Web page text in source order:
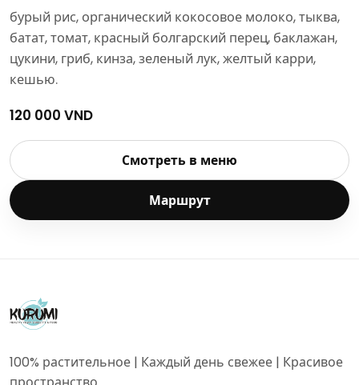
бурый рис, органический кокосовое молоко, тыква,
батат, томат, красный болгарский перец, баклажан,
цукини, гриб, кинза, зеленый лук, желтый карри,
кешью.
120 000 VND
Смотреть в меню
Маршрут
100% растительное | Каждый день свежее | Красивое